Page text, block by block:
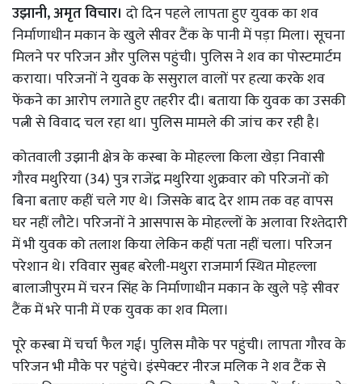
उझानी, अमृत विचार। दो दिन पहले लापता हुए युवक का शव
निर्माणाधीन मकान के खुले सीवर टैंक के पानी में पड़ा मिला। सूचना
मिलने पर परिजन और पुलिस पहुंची। पुलिस ने शव का पोस्टमार्टम
कराया। परिजनों ने युवक के ससुराल वालों पर हत्या करके शव
फेंकने का आरोप लगाते हुए तहरीर दी। बताया कि युवक का उसकी
पत्नी से विवाद चल रहा था। पुलिस मामले की जांच कर रही है।
कोतवाली उझानी क्षेत्र के कस्बा के मोहल्ला किला खेड़ा निवासी
गौरव मथुरिया (34) पुत्र राजेंद्र मथुरिया शुक्रवार को परिजनों को
बिना बताए कहीं चले गए थे। जिसके बाद देर शाम तक वह वापस
घर नहीं लौटे। परिजनों ने आसपास के मोहल्लों के अलावा रिश्तेदारी
में भी युवक को तलाश किया लेकिन कहीं पता नहीं चला। परिजन
परेशान थे। रविवार सुबह बरेली-मथुरा राजमार्ग स्थित मोहल्ला
बालाजीपुरम में चरन सिंह के निर्माणाधीन मकान के खुले पडे़ सीवर
टैंक में भरे पानी में एक युवक का शव मिला।
पूरे कस्बा में चर्चा फैल गई। पुलिस मौके पर पहुंची। लापता गौरव के
परिजन भी मौके पर पहुंचे। इंस्पेक्टर नीरज मलिक ने शव टैंक से